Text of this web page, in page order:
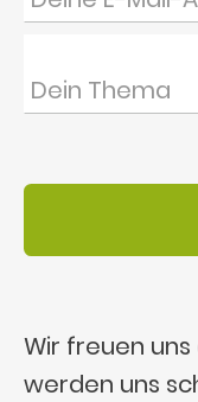
Wir freuen
werden uns